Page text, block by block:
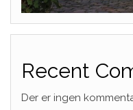
Recent
Der er ingen